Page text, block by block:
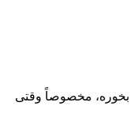
مخصوصاً وقتی